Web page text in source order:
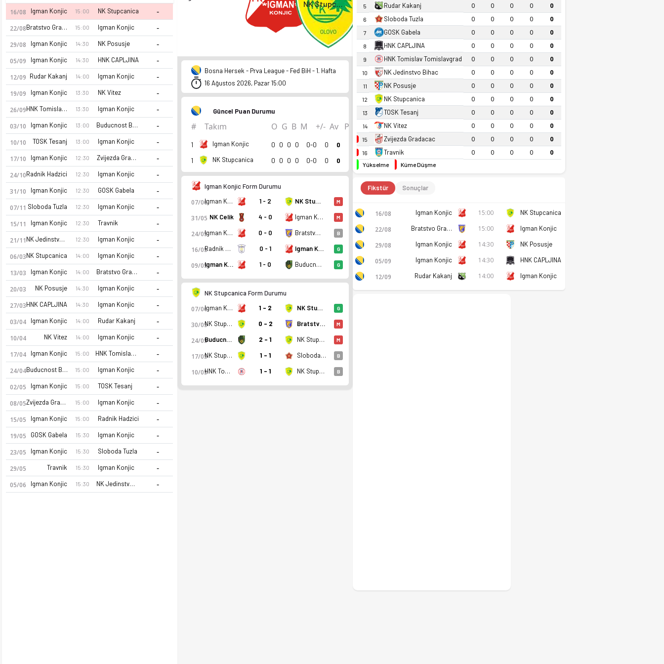
FK Igman Konjic 26-27 sezonu | Prva League - Fed BiH'de 1. sırada, 0 puan. Kadro, fikstür ve canlı skor Ofsayt'ta.
16/08 Igman Konjic 15:00 NK Stupcanica -
22/08 Bratstvo Gracanica 15:00 Igman Konjic -
29/08 Igman Konjic 14:30 NK Posusje -
05/09 Igman Konjic 14:30 HNK CAPLJINA -
12/09 Rudar Kakanj 14:00 Igman Konjic -
19/09 Igman Konjic 13:30 NK Vitez -
26/09 HNK Tomislav Tomislavgrad 13:30 Igman Konjic -
03/10 Igman Konjic 13:00 Buducnost Banovici -
10/10 TOSK Tesanj 13:00 Igman Konjic -
17/10 Igman Konjic 12:30 Zvijezda Gradacac -
24/10Radnik Hadzici 12:30 Igman Konjic -
31/10 Igman Konjic 12:30 GOSK Gabela -
07/11 Sloboda Tuzla 12:30 Igman Konjic -
15/11 Igman Konjic 12:30 Travnik -
21/11 NK Jedinstvo Bihac 12:30 Igman Konjic -
06/03NK Stupcanica 14:00 Igman Konjic -
13/03 Igman Konjic 14:00 Bratstvo Gracanica -
20/03 NK Posusje 14:30 Igman Konjic -
27/03HNK CAPLJINA 14:30 Igman Konjic -
03/04 Igman Konjic 14:00 Rudar Kakanj -
10/04 NK Vitez 14:00 Igman Konjic -
17/04 Igman Konjic 15:00 HNK Tomislav Tomislavgrad -
24/04 Buducnost Banovici 15:00 Igman Konjic -
02/05 Igman Konjic 15:00 TOSK Tesanj -
08/05 Zvijezda Gradacac 15:00 Igman Konjic -
15/05 Igman Konjic 15:00 Radnik Hadzici -
19/05 GOSK Gabela 15:30 Igman Konjic -
23/05 Igman Konjic 15:30 Sloboda Tuzla -
29/05 Travnik 15:30 Igman Konjic -
05/06 Igman Konjic 15:30 NK Jedinstvo Bihac -
NK Stupcanica
Bosna Hersek - Prva League - Fed BiH - 1. Hafta
16 Ağustos 2026, Pazar 15:00
Güncel Puan Durumu
# Takım O G B M +/- Av P
1 Igman Konjic 0 0 0 0 0-0 0
0
1
NK Stupcanica 0 0 0 0 0-0 0 0
Igman Konjic Form Durumu
07/06 Igman Konjic 1 - 2 NK Stupcanica M
31/05 NK Celik 4 - 0 Igman Konjic M
24/05 Igman Konjic 0 - 0 Bratstvo Gracanica B
16/05 Radnik Hadzici 0 - 1 Igman Konjic G
09/05 Igman Konjic 1 - 0 Buducnost Banovici G
NK Stupcanica Form Durumu
07/06 Igman Konjic 1 - 2 NK Stupcanica G
30/05 NK Stupcanica 0 - 2 Bratstvo Gracanica M
24/05 Buducnost Banovici 2 - 1 NK Stupcanica M
17/05 NK Stupcanica 1 - 1 Sloboda Tuzla B
10/05 HNK Tomislav Tomislavgrad 1 - 1 NK Stupcanica B
5 Rudar Kakanj 0 0 0 0 0
6 Sloboda Tuzla 0 0 0 0 0
7 GOSK Gabela 0 0 0 0 0
8 HNK CAPLJINA 0 0 0 0 0
9 HNK Tomislav Tomislavgrad 0 0 0 0 0
10 NK Jedinstvo Bihac 0 0 0 0 0
11 NK Posusje 0 0 0 0 0
12 NK Stupcanica 0 0 0 0 0
13 TOSK Tesanj 0 0 0 0 0
14 NK Vitez 0 0 0 0 0
15 Zvijezda Gradacac 0 0 0 0 0
16 Travnik 0 0 0 0 0
Yükselme Küme Düşme
Fikstür Sonuçlar
16/08 Igman Konjic 15:00 NK Stupcanica
22/08 Bratstvo Gracanica 15:00 Igman Konjic
29/08 Igman Konjic 14:30 NK Posusje
05/09 Igman Konjic 14:30 HNK CAPLJINA
12/09 Rudar Kakanj 14:00 Igman Konjic